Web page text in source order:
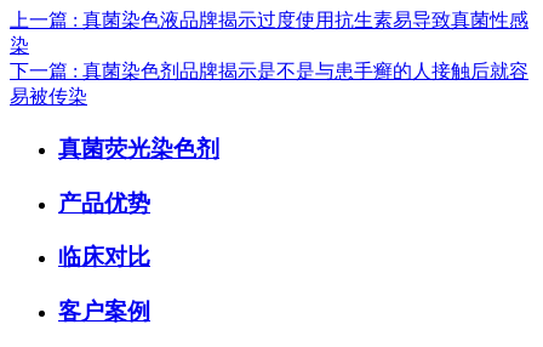
上一篇 : 真菌染色液品牌揭示过度使用抗生素易导致真菌性感
染
下一篇 : ​真菌染色剂品牌揭示是不是与患手癣的人接触后就容
易被传染
真菌荧光染色剂
产品优势
临床对比
客户案例